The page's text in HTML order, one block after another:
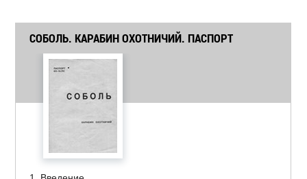
СОБОЛЬ. КАРАБИН ОХОТНИЧИЙ. ПАСПОРТ